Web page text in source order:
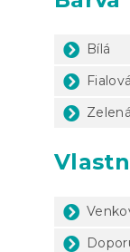
Bílá
Fialová
Zelená